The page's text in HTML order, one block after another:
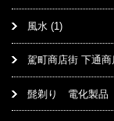
風水 (1)
駕町商店街 下通
髭剃り 電化製品